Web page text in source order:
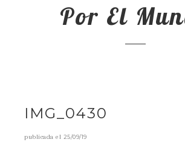
Por El
IMG_0430
publicada el 25/09/19